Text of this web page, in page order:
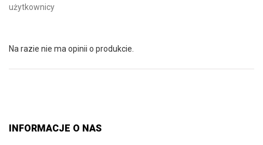
użytkownicy
Na razie nie ma opinii o produkcie.
INFORMACJE O NAS